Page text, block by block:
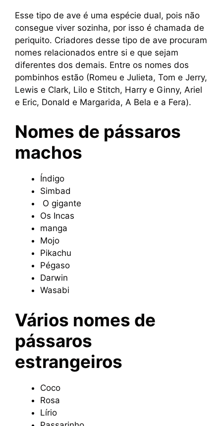
Esse tipo de ave é uma espécie dual, pois não
consegue viver sozinha, por isso é chamada de
periquito. Criadores desse tipo de ave procuram
nomes relacionados entre si e que sejam
diferentes dos demais. Entre os nomes dos
pombinhos estão (Romeu e Julieta, Tom e Jerry,
Lewis e Clark, Lilo e Stitch, Harry e Ginny, Ariel
e Eric, Donald e Margarida, A Bela e a Fera).
Nomes de pássaros
machos
Índigo
Simbad
O gigante
Os Incas
manga
Mojo
Pikachu
Pégaso
Darwin
Wasabi
Vários nomes de
pássaros
estrangeiros
Coco
Rosa
Lírio